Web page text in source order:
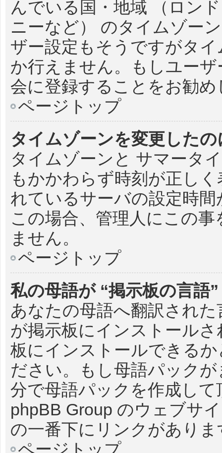
んでいる国・地域 （ロン
ニーなど） のタイムゾー
ザー設定もそうですがタ
か行えません。もしユー
会に登録することをお勧め
ページトップ
タイムゾーンを変更した
タイムゾーンと サマータ
もかかわらず時刻が正し
れているサーバの設定時
この場合、管理人にこの
ません。
ページトップ
私の母語が “掲示板の言語
あなたの母語へ翻訳された
が掲示板にインストール
板にインストールできる
ださい。もし母語パック
分で母語パックを作成し
phpBB Group のウェブサ
の一番下にリンクがありま
ページトップ